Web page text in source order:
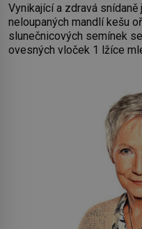
Vynikající a zdravá snídaně je tu! Suroviny Vždy
neloupaných mandlí kešu
slunečnicových semínek
ovesných vloček 1 lžíce